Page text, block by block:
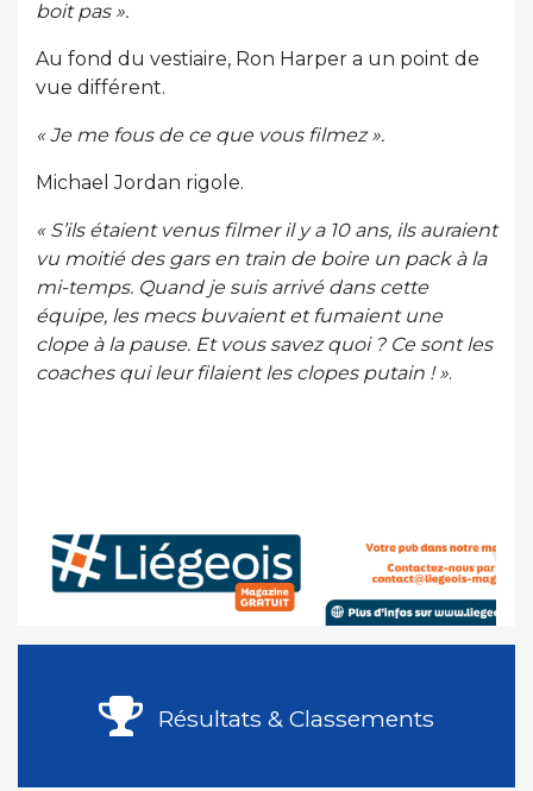
boit pas ».
Au fond du vestiaire, Ron Harper a un point de
vue différent.
« Je me fous de ce que vous filmez ».
Michael Jordan rigole.
« S’ils étaient venus filmer il y a 10 ans, ils auraient
vu moitié des gars en train de boire un pack à la
mi-temps. Quand je suis arrivé dans cette
équipe, les mecs buvaient et fumaient une
clope à la pause. Et vous savez quoi ? Ce sont les
coaches qui leur filaient les clopes putain ! ».
Résultats & Classements